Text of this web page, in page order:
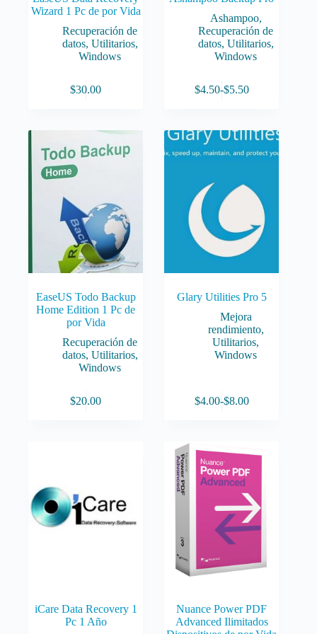
Wizard 1 Pc de por Vida
Recuperación de
datos, Utilitarios,
Windows
$30.00
Ashampoo,
Recuperación de
datos, Utilitarios,
Windows
$4.50-$5.50
Rango
desde
$4.50
hasta
variantes.
Las
opciones
EaseUS Todo Backup
Home Edition 1 Pc de
por Vida
Recuperación de
datos, Utilitarios,
Windows
$20.00
Glary Utilities Pro 5
Mejora
rendimiento,
Utilitarios,
Windows
$4.00-$8.00
Rango
$4.00
hasta
$8.00
variantes.
opciones
pueden
página
producto
iCare Data Recovery 1
Pc 1 Año
Nuance Power PDF
Advanced Ilimitados